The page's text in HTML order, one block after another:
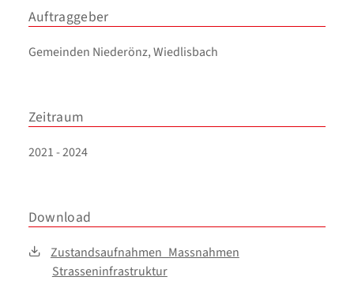
Auftraggeber
Gemeinden Niederönz, Wiedlisbach
Zeitraum
2021 - 2024
Download
Zustandsaufnahmen_Massnahmen
Strasseninfrastruktur